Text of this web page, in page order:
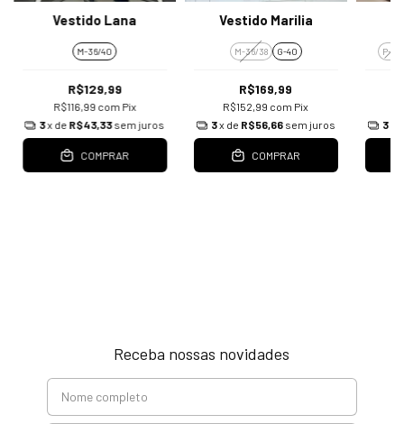
Vestido Lana
M-36/40
R$129,99
R$116,99 com Pix
3x de R$43,33sem juros
COMPRAR
Vestido Marilia
M-36/38 G-40
R$169,99
R$152,99 com Pix
3x de R$56,66 sem juros
COMPRAR
P-38
3
Receba nossas novidades